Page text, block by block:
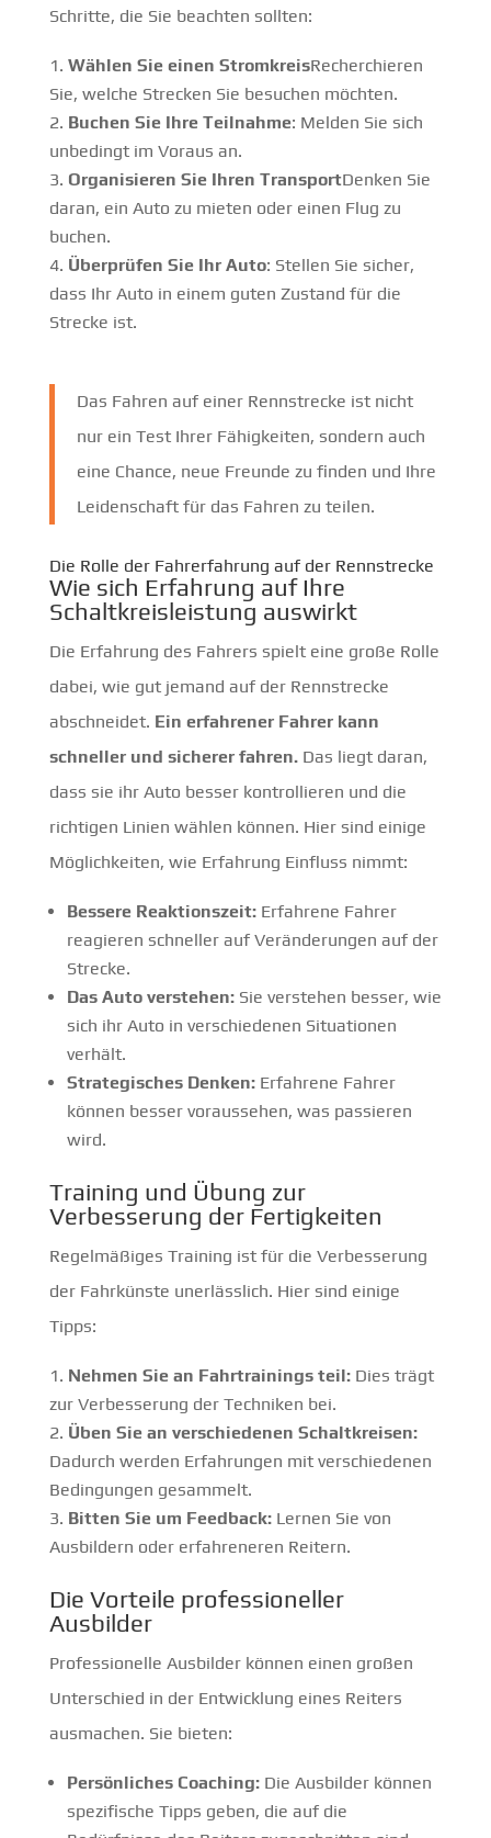
Schritte, die Sie beachten sollten:
Wählen Sie einen StromkreisRecherchieren
Sie, welche Strecken Sie besuchen möchten.
Buchen Sie Ihre Teilnahme: Melden Sie sich
unbedingt im Voraus an.
Organisieren Sie Ihren TransportDenken Sie
daran, ein Auto zu mieten oder einen Flug zu
buchen.
Überprüfen Sie Ihr Auto: Stellen Sie sicher,
dass Ihr Auto in einem guten Zustand für die
Strecke ist.
Das Fahren auf einer Rennstrecke ist nicht
nur ein Test Ihrer Fähigkeiten, sondern auch
eine Chance, neue Freunde zu finden und Ihre
Leidenschaft für das Fahren zu teilen.
Die Rolle der Fahrerfahrung auf der Rennstrecke
Wie sich Erfahrung auf Ihre
Schaltkreisleistung auswirkt
Die Erfahrung des Fahrers spielt eine große Rolle
dabei, wie gut jemand auf der Rennstrecke
abschneidet. Ein erfahrener Fahrer kann
schneller und sicherer fahren.Das liegt daran,
dass sie ihr Auto besser kontrollieren und die
richtigen Linien wählen können. Hier sind einige
Möglichkeiten, wie Erfahrung Einfluss nimmt:
Bessere Reaktionszeit:Erfahrene Fahrer
reagieren schneller auf Veränderungen auf der
Strecke.
Das Auto verstehen:Sie verstehen besser, wie
sich ihr Auto in verschiedenen Situationen
verhält.
Strategisches Denken:Erfahrene Fahrer
können besser voraussehen, was passieren
wird.
Training und Übung zur
Verbesserung der Fertigkeiten
Regelmäßiges Training ist für die Verbesserung
der Fahrkünste unerlässlich. Hier sind einige
Tipps:
Nehmen Sie an Fahrtrainings teil:Dies trägt
zur Verbesserung der Techniken bei.
Üben Sie an verschiedenen Schaltkreisen:
Dadurch werden Erfahrungen mit verschiedenen
Bedingungen gesammelt.
Bitten Sie um Feedback:Lernen Sie von
Ausbildern oder erfahreneren Reitern.
Die Vorteile professioneller
Ausbilder
Professionelle Ausbilder können einen großen
Unterschied in der Entwicklung eines Reiters
ausmachen. Sie bieten:
Persönliches Coaching:Die Ausbilder können
spezifische Tipps geben, die auf die